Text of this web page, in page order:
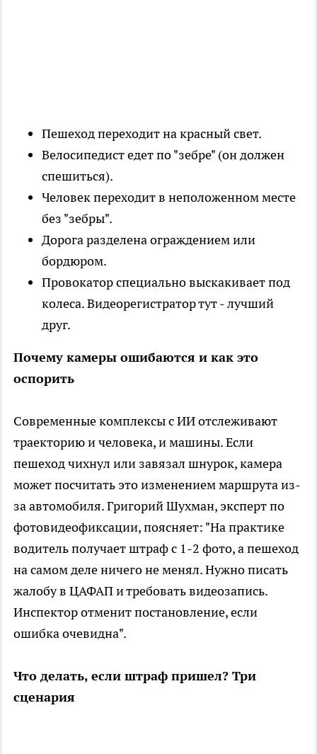
Пешеход переходит на красный свет.
Велосипедист едет по "зебре" (он должен
спешиться).
Человек переходит в неположенном месте
без "зебры".
Дорога разделена ограждением или
бордюром.
Провокатор специально выскакивает под
колеса. Видеорегистратор тут - лучший
друг.
Почему камеры ошибаются и как это
оспорить
Современные комплексы с ИИ отслеживают
траекторию и человека, и машины. Если
пешеход чихнул или завязал шнурок, камера
может посчитать это изменением маршрута из-
за автомобиля. Григорий Шухман, эксперт по
фотовидеофиксации, поясняет: "На практике
водитель получает штраф с 1-2 фото, а пешеход
на самом деле ничего не менял. Нужно писать
жалобу в ЦАФАП и требовать видеозапись.
Инспектор отменит постановление, если
ошибка очевидна".
Что делать, если штраф пришел? Три
сценария